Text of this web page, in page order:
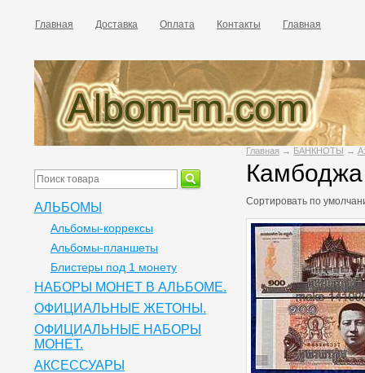
Главная Доставка Оплата Контакты Главная
Главная → БАНКНОТЫ →
Сортировать по
АЛЬБОМЫ
Альбомы-коррексы
Альбомы-планшеты
Блистеры под 1 монету
НАБОРЫ МОНЕТ В АЛЬБОМЕ.
ОФИЦИАЛЬНЫЕ ЖЕТОНЫ.
ОФИЦИАЛЬНЫЕ НАБОРЫ
МОНЕТ.
АКСЕССУАРЫ